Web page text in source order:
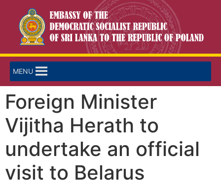
MENU
Foreign Minister
Vijitha Herath to
undertake an official
visit to Belarus